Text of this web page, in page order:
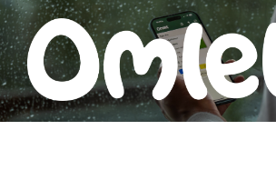
Skip
to
content
Skip
to
main
navigation
Skip
to
footer